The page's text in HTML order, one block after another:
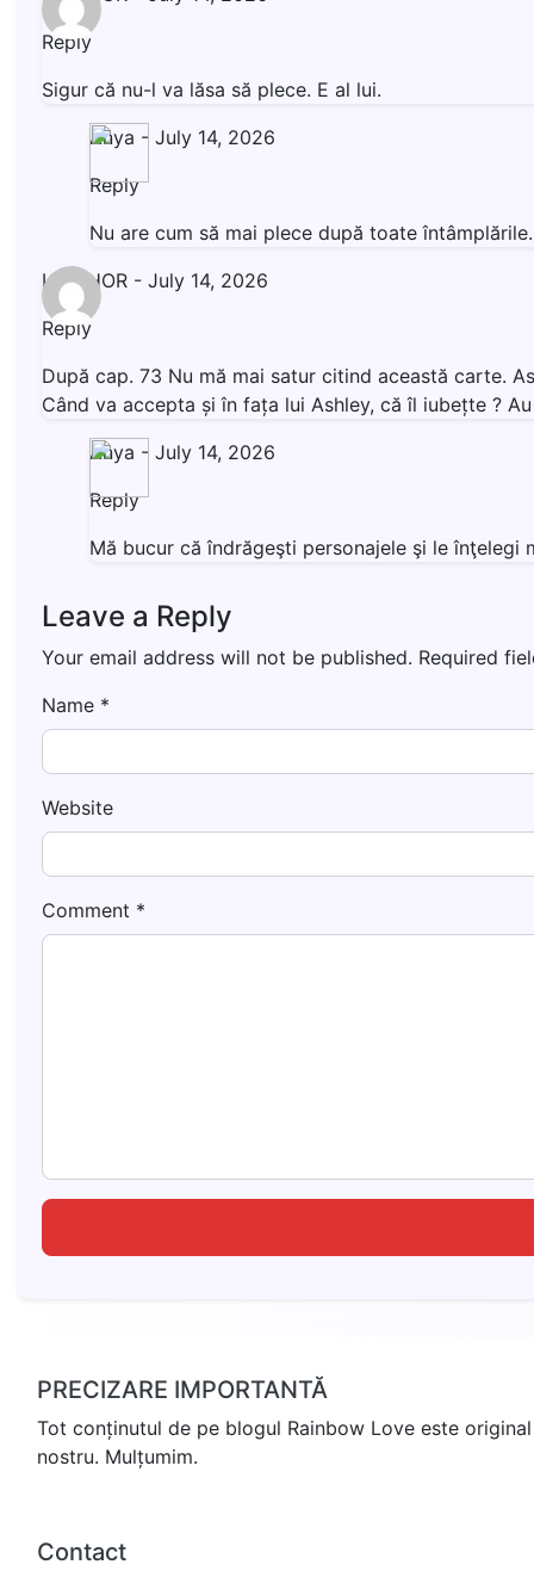
Reply
Sigur că nu-l va lăsa să plece. E al lui.
Anya - July 14, 2026
Reply
Nu are cum să mai plece după toate
LIVISHOR - July 14, 2026
Reply
După cap. 73 Nu mă mai satur citind această carte.
Când va accepta și în fața lui Ashley, că îl iubețte ?
Anya - July 14, 2026
Reply
Mă bucur că îndrăgeşti personajele şi le
Leave a Reply
Your email address will not be published. Required
Name *
Website
Comment *
PRECIZARE IMPORTANTĂ
Tot conținutul de pe blogul Rainbow Love este
nostru. Mulțumim.
Contact